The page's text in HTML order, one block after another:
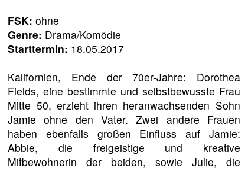
FSK: ohne
Genre: Drama/Komödie
Starttermin: 18.05.2017
Kalifornien, Ende der 70er-Jahre: Dorothea
Fields, eine bestimmte und selbstbewusste Frau
Mitte 50, erzieht ihren heranwachsenden Sohn
Jamie ohne den Vater. Zwei andere Frauen
haben ebenfalls großen Einfluss auf Jamie:
Abbie, die freigeistige und kreative
Mitbewohnerin der beiden, sowie Julie, die